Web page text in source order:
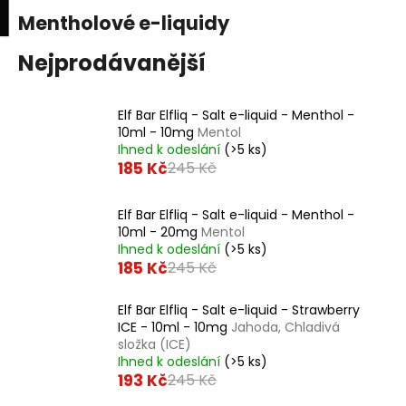
Přejít
na
obsah
Mentholové e-liquidy
Nejprodávanější
Elf Bar Elfliq - Salt e-liquid - Menthol -
10ml - 10mg Mentol
Ihned k odeslání (>5 ks)
185 Kč245 Kč
Elf Bar Elfliq - Salt e-liquid - Menthol -
10ml - 20mg Mentol
Ihned k odeslání (>5 ks)
185 Kč245 Kč
Elf Bar Elfliq - Salt e-liquid - Strawberry
ICE - 10ml - 10mg Jahoda, Chladivá
složka (ICE)
Ihned k odeslání (>5 ks)
193 Kč245 Kč
o